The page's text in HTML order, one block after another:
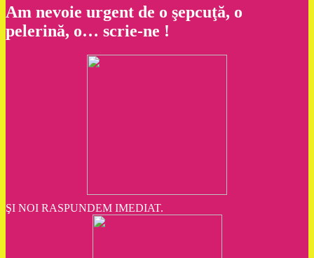
Am nevoie urgent de o şepcuţă, o
pelerină, o… scrie-ne !
ŞI NOI RASPUNDEM IMEDIAT.